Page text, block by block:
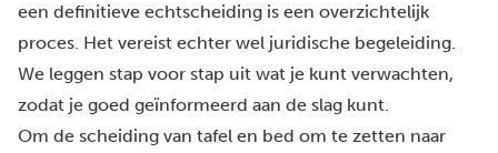
een definitieve echtscheiding is een overzichtelijk
proces. Het vereist echter wel juridische begeleiding.
We leggen stap voor stap uit wat je kunt verwachten,
zodat je goed geïnformeerd aan de slag kunt.
Om de scheiding van tafel en bed om te zetten naar